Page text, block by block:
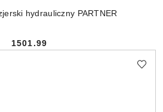
hydrauliczny PARTNER
Cena:
1501.99